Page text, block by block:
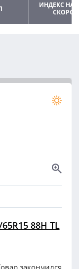
ИНДЕКС
88H TL
закончился